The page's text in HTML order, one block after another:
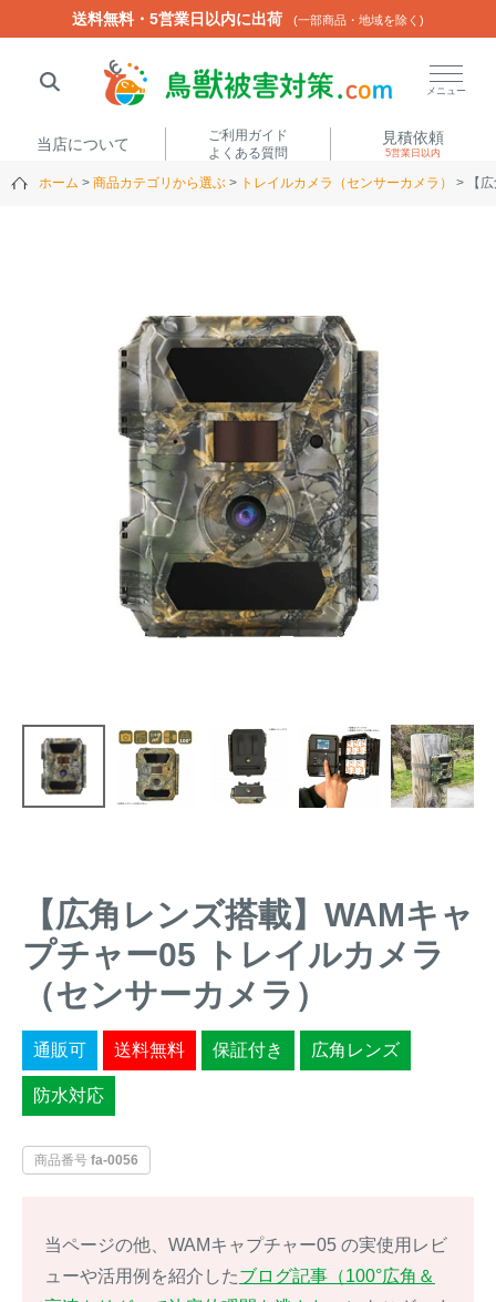
送料無料・5営業日以内に出荷 (一部商品・地域を除く)
メニュー
当店について
ご利用ガイド
よくある質問
見積依頼
5営業日以内
ホーム 商品カテゴリから選ぶ トレイルカメラ（センサーカメラ） 【
【広角レンズ搭載】WAMキャ
プチャー05 トレイルカメラ
（センサーカメラ）
通販可 送料無料 保証付き 広角レンズ
防水対応
商品番号 fa-0056
当ページの他、WAMキャプチャー05 の実使用レビ
ューや活用例を紹介したブログ記事（100°広角＆
送料無料・5営業日以内に出荷 (一部商品・地域を除く)
閉じる
商品カテゴリから選ぶ
トレイルカメラ （セン
サーカメラ）
屋外防犯・監視カメ
（SDカード録画）
金網柵
ュ柵等）
箱わな
（イノシシ・シ
箱わな （アライグマ・ハ
クビシン・ネズミ等）
防獣・防鳥ネット
くくり罠（イノシシ・
シカ等）
忌避用品
漁網
対象動物から選ぶ
動物の種類から対策商品を選ぶ
イノシシ対策
シカ対策
アライグマ対策
クマ対策
キツネ対策
ネズミ・モグラ対策